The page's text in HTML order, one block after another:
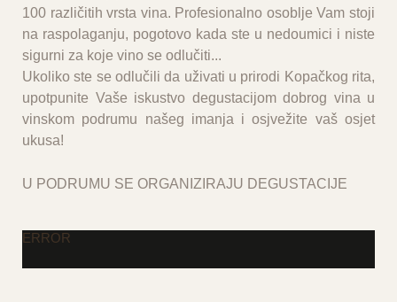
100 različitih vrsta vina. Profesionalno osoblje Vam stoji
na raspolaganju, pogotovo kada ste u nedoumici i niste
sigurni za koje vino se odlučiti...
Ukoliko ste se odlučili da uživati u prirodi Kopačkog rita,
upotpunite Vaše iskustvo degustacijom dobrog vina u
vinskom podrumu našeg imanja i osjvežite vaš osjet
ukusa!
U PODRUMU SE ORGANIZIRAJU DEGUSTACIJE
ERROR